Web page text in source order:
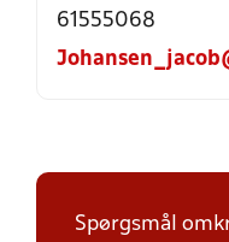
61555068
Spørgsmål